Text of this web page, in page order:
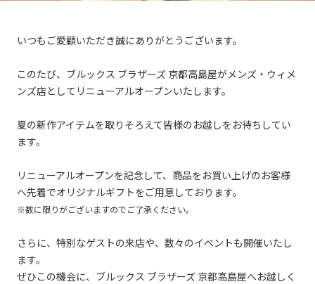
いつもご愛顧いただき誠にありがとうございます。
このたび、ブルックス ブラザーズ 京都高島屋がメンズ・ウィメ
ンズ店としてリニューアルオープンいたします。
夏の新作アイテムを取りそろえて皆様のお越しをお待ちしてい
ます。
リニューアルオープンを記念して、商品をお買い上げのお客様
へ先着でオリジナルギフトをご用意しております。
※数に限りがございますのでご了承ください。
さらに、特別なゲストの来店や、数々のイベントも開催いたし
ます。
ぜひこの機会に、ブルックス ブラザーズ 京都高島屋へお越しく